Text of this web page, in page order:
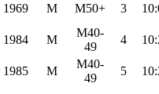
1969 M M50+ 3
1984 M
M40-
49
4
1985 M
M40-
49
5